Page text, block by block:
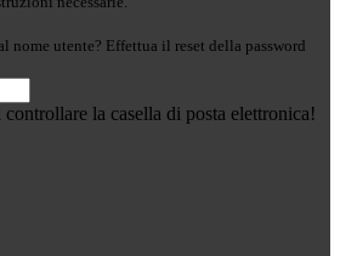
nome utente? Effettua il reset della password
la casella di posta elettronica!